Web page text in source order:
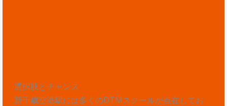
選択肢とチャンス
新千歳空港駅には多くのDTMスクールが点在してお